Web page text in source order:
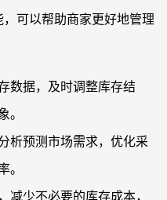
可以帮助商家更好地管理
数据，及时调整库存结
。
析预测市场需求，优化采
。
减少不必要的库存成本，